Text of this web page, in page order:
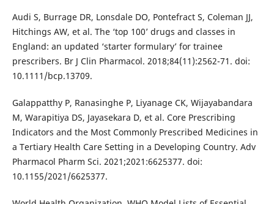
Audi S, Burrage DR, Lonsdale DO, Pontefract S, Coleman JJ,
Hitchings AW, et al. The ‘top 100’ drugs and classes in
England: an updated ‘starter formulary’ for trainee
prescribers. Br J Clin Pharmacol. 2018;84(11):2562-71. doi:
10.1111/bcp.13709.
Galappatthy P, Ranasinghe P, Liyanage CK, Wijayabandara
M, Warapitiya DS, Jayasekara D, et al. Core Prescribing
Indicators and the Most Commonly Prescribed Medicines in
a Tertiary Health Care Setting in a Developing Country. Adv
Pharmacol Pharm Sci. 2021;2021:6625377. doi:
10.1155/2021/6625377.